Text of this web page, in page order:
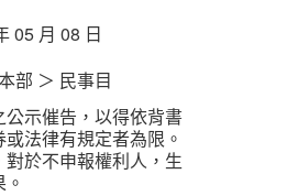
05 月 08 日
部 ＞ 民事目
公示催告，以得依背書
法律有規定者為限。
對於不申報權利人，生